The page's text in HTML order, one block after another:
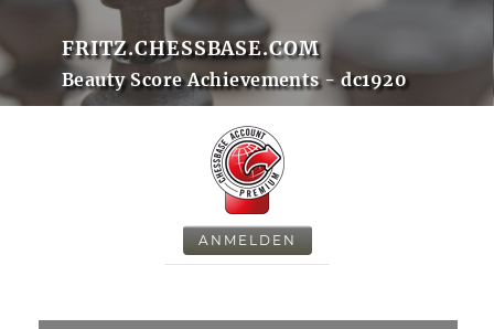
FRITZ.CHESSBASE.COM
Beauty Score Achievements - dc1920
ANMELDEN